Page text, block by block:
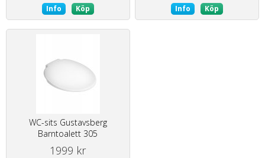
Info Köp Info Köp
WC-sits Gustavsberg
Barntoalett 305
1999 kr